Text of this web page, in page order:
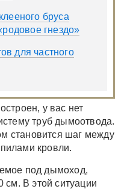
бруса
гнездо»
для частного
у вас нет
труб дымоотвода.
становится шаг между
кровли.
под дымоход,
см. В этой ситуации